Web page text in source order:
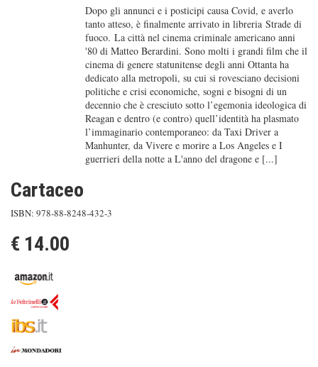
Dopo gli annunci e i posticipi causa Covid, e averlo
tanto atteso, è finalmente arrivato in libreria Strade di
fuoco. La città nel cinema criminale americano anni
'80 di Matteo Berardini. Sono molti i grandi film che il
cinema di genere statunitense degli anni Ottanta ha
dedicato alla metropoli, su cui si rovesciano decisioni
politiche e crisi economiche, sogni e bisogni di un
decennio che è cresciuto sotto l’egemonia ideologica di
Reagan e dentro (e contro) quell’identità ha plasmato
l’immaginario contemporaneo: da Taxi Driver a
Manhunter, da Vivere e morire a Los Angeles e I
guerrieri della notte a L'anno del dragone e [...]
Cartaceo
ISBN: 978-88-8248-432-3
€ 14.00